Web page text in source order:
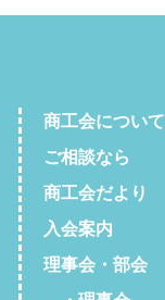
商工会について
ご相談なら
商工会だより
入会案内
理事会・部会